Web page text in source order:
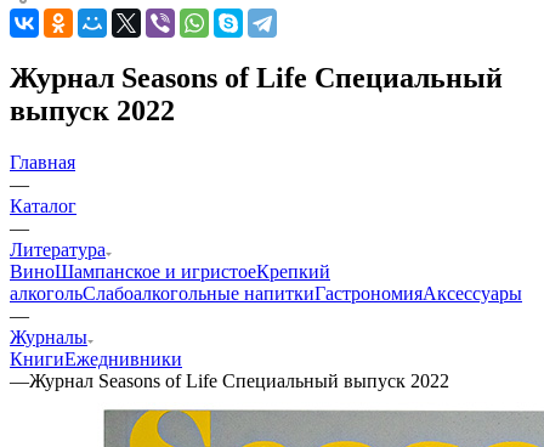
Журнал Seasons of Life Специальный
выпуск 2022
Главная
—
Каталог
—
Литература
ВиноШампанское и игристоеКрепкий
алкогольСлабоалкогольные напиткиГастрономияАксессуары
—
Журналы
КнигиЕжеднивники
—Журнал Seasons of Life Специальный выпуск 2022